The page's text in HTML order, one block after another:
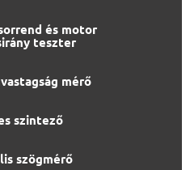
és motor
teszter
mérő
szintező
szögmérő